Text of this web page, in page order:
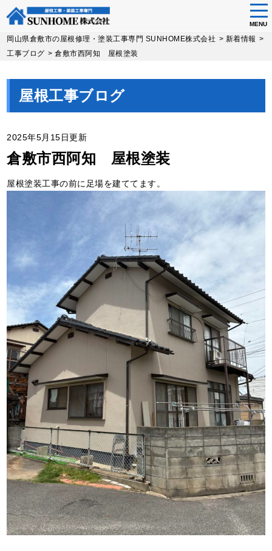
Skip
MENU
岡山県倉敷市の屋根修理・塗装工事専門 SUNHOME株式会社 > 新着情報 >
工事ブログ >倉敷市西阿知 屋根塗装
屋根工事ブログ
2025年5月15日更新
倉敷市西阿知 屋根塗装
屋根塗装工事の前に足場を建ててます。